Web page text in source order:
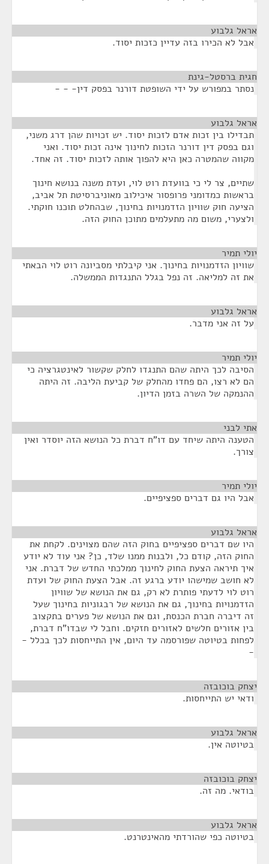
אראל גלבוע
אבל לא הכירו בזה עדיין כזכות יסוד.
חגית ברסטל-גינת
נסתר במפורש על ידי השופטת דורנר בפסק דין- - -
אראל גלבוע
תבדילו בין זכות אדם לזכות יסוד. יש זכויות שהן דרג משני,
וגם בפסק דין דורנר הזכות לחינוך אינה זכות יסוד. ואני
מקווה שהמטרה כאן היא להפוך אותה לזכות יסוד. זה אחד.
שתיים, צר לי כי בוועדת רוט לוי, ועדת משנה בנושא חינוך
בראשות כמדומני פרופסור איכילוב מאוניברסיטת תל אביב,
הציעה חוק שוויון הזדמנויות בחינוך, שבהחלט תוכנו חוקתי.
ולצערי, משום מה מתעלמים מתוכן החוק הזה.
יולי תמיר
שוויון הזדמנויות בחינוך. אני קיבלתי מסביונה רוט לוי הבאתי
את זה למליאה. זה נפל בגלל התנגדות הממשלה.
אראל גלבוע
על זה אני מדבר.
יולי תמיר
הסיבה לכך היתה שהם התנגדו לחלק שקשור לאינטגרציה כי
הם לא רצו, הם פחדו מהחלק של קביעת הליבה. זה היתה
ההנמקה של השרה בזמן הדיון.
אתי לבני
הטענה היתה שיחד עם דו"ח דברת כל הנושא הזה יוסדר ואין
צורך.
יולי תמיר
אבל היו גם דברים ספציפיים.
אראל גלבוע
היו שם דברים ספציפיים בחוק הזה שהם מצוינים. לקחת את
החוק הזה, קודם כל, ולבנות ממנו שלד, כן? אני עוד לא יודע
איך תיראה הצעת החוק לחינוך ממלכתי החדש של דברת. אני
לא חושב שמישהו יודע ברגע זה. אבל הצעת החוק של ועדת
רוט לוי לדעתי פותרת לא רק, גם את הנושא של שוויון
הזדמנויות בחינוך, גם את הנושא של רבגוניות בחינוך שעל
זה דיברה חברת הכנסת, וגם את הנושא של פערים בתקצוב
בין אזורים חלשים לאזורים חזקים. וחבל לי שבדו"ח דברת,
לפחות בטיוטה שפורסמה עד היום, אין התייחסות לכך בכלל -
-
יצחק בוכובזה
ודאי יש התייחסות.
אראל גלבוע
בטיוטה אין.
יצחק בוכובזה
בודאי. מה זה.
אראל גלבוע
בטיוטה כפי שהורדתי מהאינטרנט.